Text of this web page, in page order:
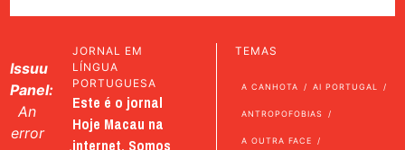
Issuu
Panel:
An
error
JORNAL EM
LÍNGUA
PORTUGUESA
Este é o jornal
Hoje Macau na
internet. Somos
TEMAS
A CANHOTA AI PORTUGAL
ANTROPOFOBIAS
A OUTRA FACE